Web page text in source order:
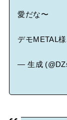
愛だな〜
デモMETAL
— 生成